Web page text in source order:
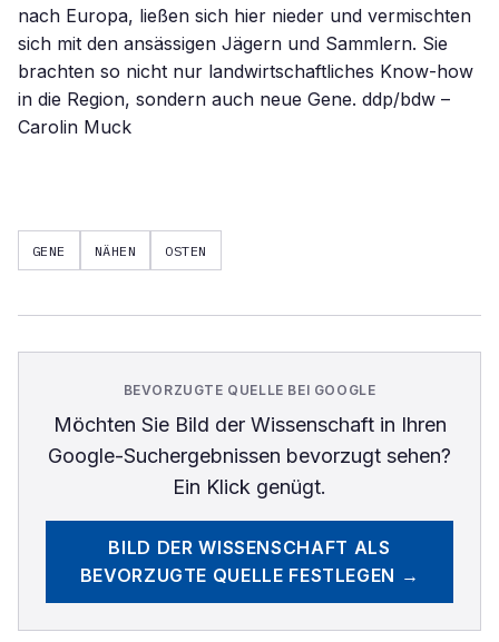
nach Europa, ließen sich hier nieder und vermischten
sich mit den ansässigen Jägern und Sammlern. Sie
brachten so nicht nur landwirtschaftliches Know-how
in die Region, sondern auch neue Gene. ddp/bdw –
Carolin Muck
GENE NÄHEN OSTEN
BEVORZUGTE QUELLE BEI GOOGLE
Möchten Sie Bild der Wissenschaftin Ihren
Google-Suchergebnissen bevorzugt sehen?
Ein Klick genügt.
BILD DER WISSENSCHAFT ALS
BEVORZUGTE QUELLE FESTLEGEN →